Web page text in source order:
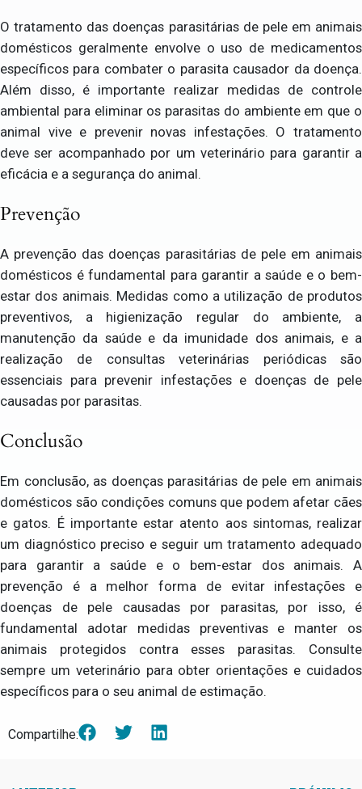
O tratamento das doenças parasitárias de pele em animais
domésticos geralmente envolve o uso de medicamentos
específicos para combater o parasita causador da doença.
Além disso, é importante realizar medidas de controle
ambiental para eliminar os parasitas do ambiente em que o
animal vive e prevenir novas infestações. O tratamento
deve ser acompanhado por um veterinário para garantir a
eficácia e a segurança do animal.
Prevenção
A prevenção das doenças parasitárias de pele em animais
domésticos é fundamental para garantir a saúde e o bem-
estar dos animais. Medidas como a utilização de produtos
preventivos, a higienização regular do ambiente, a
manutenção da saúde e da imunidade dos animais, e a
realização de consultas veterinárias periódicas são
essenciais para prevenir infestações e doenças de pele
causadas por parasitas.
Conclusão
Em conclusão, as doenças parasitárias de pele em animais
domésticos são condições comuns que podem afetar cães
e gatos. É importante estar atento aos sintomas, realizar
um diagnóstico preciso e seguir um tratamento adequado
para garantir a saúde e o bem-estar dos animais. A
prevenção é a melhor forma de evitar infestações e
doenças de pele causadas por parasitas, por isso, é
fundamental adotar medidas preventivas e manter os
animais protegidos contra esses parasitas. Consulte
sempre um veterinário para obter orientações e cuidados
específicos para o seu animal de estimação.
Compartilhe: